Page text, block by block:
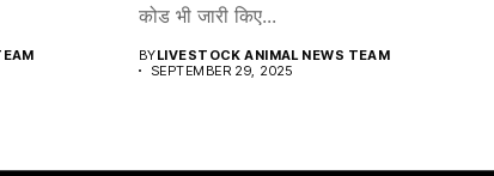
कोड भी जारी किए...
BYLIVESTOCK ANIMAL NEWS TEAM
SEPTEMBER 29, 2025